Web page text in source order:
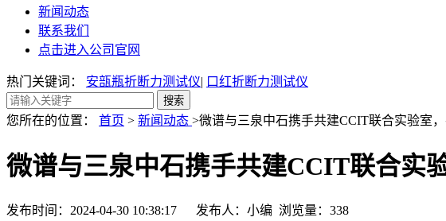
新闻动态
联系我们
点击进入公司官网
热门关键词： 安瓿瓶折断力测试仪| 口红折断力测试仪
您所在的位置： 首页 > 新闻动态 >微谱与三泉中石携手共建CCIT联合实验室
微谱与三泉中石携手共建CCIT联合实
发布时间：2024-04-30 10:38:17 发布人：小编 浏览量： 338